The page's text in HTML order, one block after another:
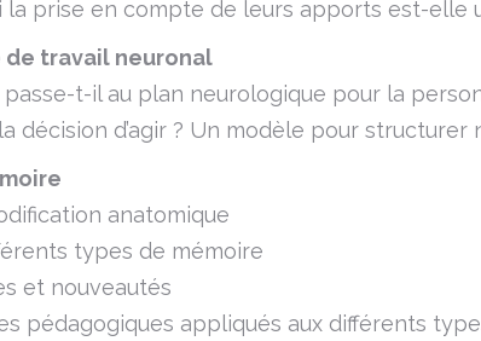
la prise en compte de leurs apports est-elle
de travail neuronal
t-il au plan neurologique pour la
décision d’agir ? Un modèle pour
anatomique
types de mémoire
et nouveautés
pédagogiques appliqués aux différents